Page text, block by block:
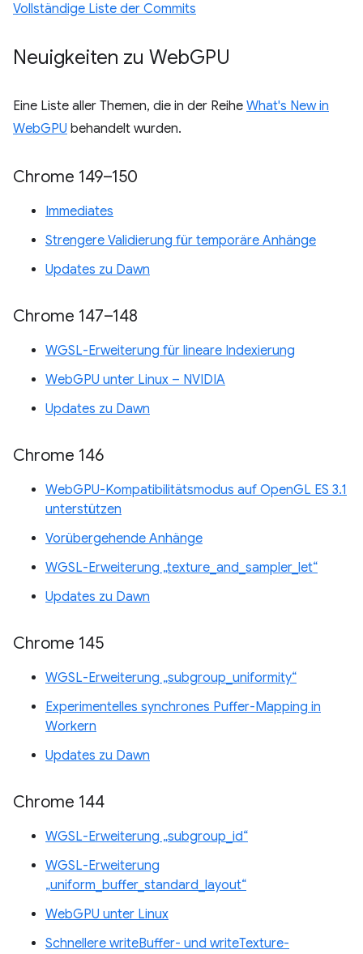
Vollständige Liste der Commits
Neuigkeiten zu WebGPU
Eine Liste aller Themen, die in der Reihe What's New in
WebGPU behandelt wurden.
Chrome 149–150
Immediates
Strengere Validierung für temporäre Anhänge
Updates zu Dawn
Chrome 147–148
WGSL-Erweiterung für lineare Indexierung
WebGPU unter Linux – NVIDIA
Updates zu Dawn
Chrome 146
WebGPU-Kompatibilitätsmodus auf OpenGL ES 3.1
unterstützen
Vorübergehende Anhänge
WGSL-Erweiterung „texture_and_sampler_let“
Updates zu Dawn
Chrome 145
WGSL-Erweiterung „subgroup_uniformity“
Experimentelles synchrones Puffer-Mapping in
Workern
Updates zu Dawn
Chrome 144
WGSL-Erweiterung „subgroup_id“
WGSL-Erweiterung
„uniform_buffer_standard_layout“
WebGPU unter Linux
Schnellere writeBuffer- und writeTexture-